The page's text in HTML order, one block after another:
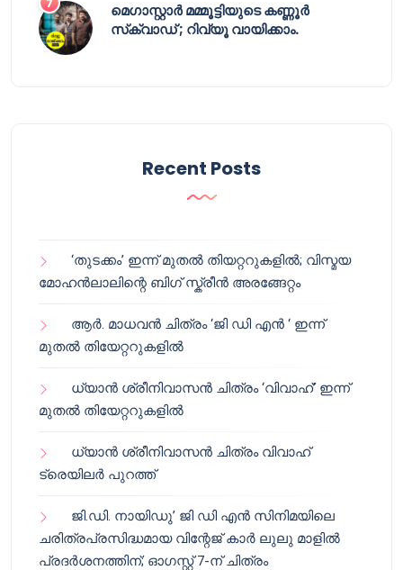
മെഗാസ്റ്റാർ മമ്മൂട്ടിയുടെ കണ്ണൂർ
സ്‌ക്വാഡ് ; റിവ്യൂ വായിക്കാം.
Recent Posts
‘തുടക്കം’ ഇന്ന് മുതൽ തിയറ്ററുകളിൽ; വിസ്മയ
മോഹൻലാലിന്റെ ബിഗ് സ്ക്രീൻ അരങ്ങേറ്റം
ആർ. മാധവൻ ചിത്രം ‘ജി ഡി എൻ ‘ ഇന്ന്
മുതൽ തിയേറ്ററുകളിൽ
ധ്യാൻ ശ്രീനിവാസൻ ചിത്രം ‘വിവാഹ്’ ഇന്ന്
മുതൽ തിയേറ്ററുകളിൽ
ധ്യാൻ ശ്രീനിവാസൻ ചിത്രം വിവാഹ്
ട്രെയിലർ പുറത്ത്
ജി.ഡി. നായിഡു’ ജി ഡി എൻ സിനിമയിലെ
ചരിത്രപ്രസിദ്ധമായ വിന്റേജ് കാർ ലുലു മാളിൽ
പ്രദർശനത്തിന്; ഓഗസ്റ്റ് 7-ന് ചിത്രം